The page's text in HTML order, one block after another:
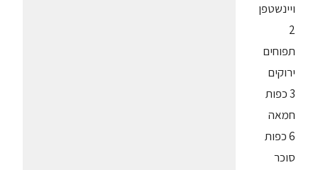
ויינשטפן
2
תפוחים
ירוקים
3 כפות
חמאה
6 כפות
סוכר